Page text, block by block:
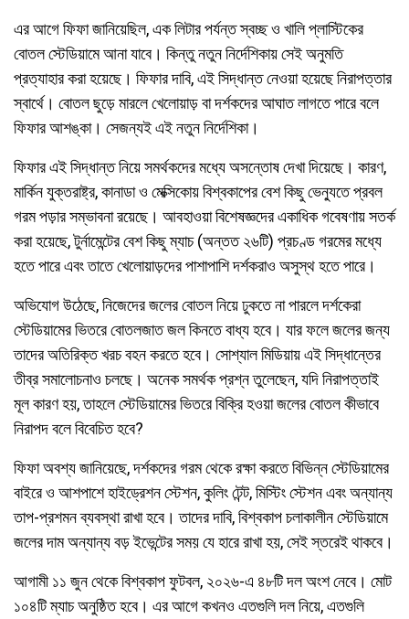
এর আগে ফিফা জানিয়েছিল, এক লিটার পর্যন্ত স্বচ্ছ ও খালি প্লাস্টিকের
বোতল স্টেডিয়ামে আনা যাবে। কিন্তু নতুন নির্দেশিকায় সেই অনুমতি
প্রত্যাহার করা হয়েছে। ফিফার দাবি, এই সিদ্ধান্ত নেওয়া হয়েছে নিরাপত্তার
স্বার্থে। বোতল ছুড়ে মারলে খেলোয়াড় বা দর্শকদের আঘাত লাগতে পারে বলে
ফিফার আশঙ্কা। সেজন্যই এই নতুন নির্দেশিকা।
ফিফার এই সিদ্ধান্ত নিয়ে সমর্থকদের মধ্যে অসন্তোষ দেখা দিয়েছে। কারণ,
মার্কিন যুক্তরাষ্ট্র, কানাডা ও মেক্সিকোয় বিশ্বকাপের বেশ কিছু ভেন্যুতে প্রবল
গরম পড়ার সম্ভাবনা রয়েছে। আবহাওয়া বিশেষজ্ঞদের একাধিক গবেষণায় সতর্ক
করা হয়েছে, টুর্নামেন্টের বেশ কিছু ম্যাচ (অন্তত ২৬টি) প্রচণ্ড গরমের মধ্যে
হতে পারে এবং তাতে খেলোয়াড়দের পাশাপাশি দর্শকরাও অসুস্থ হতে পারে।
অভিযোগ উঠেছে, নিজেদের জলের বোতল নিয়ে ঢুকতে না পারলে দর্শকেরা
স্টেডিয়ামের ভিতরে বোতলজাত জল কিনতে বাধ্য হবে। যার ফলে জলের জন্য
তাদের অতিরিক্ত খরচ বহন করতে হবে। সোশ্যাল মিডিয়ায় এই সিদ্ধান্তের
তীব্র সমালোচনাও চলছে। অনেক সমর্থক প্রশ্ন তুলেছেন, যদি নিরাপত্তাই
মূল কারণ হয়, তাহলে স্টেডিয়ামের ভিতরে বিক্রি হওয়া জলের বোতল কীভাবে
নিরাপদ বলে বিবেচিত হবে?
ফিফা অবশ্য জানিয়েছে, দর্শকদের গরম থেকে রক্ষা করতে বিভিন্ন স্টেডিয়ামের
বাইরে ও আশপাশে হাইড্রেশন স্টেশন, কুলিং টেন্ট, মিস্টিং স্টেশন এবং অন্যান্য
তাপ-প্রশমন ব্যবস্থা রাখা হবে। তাদের দাবি, বিশ্বকাপ চলাকালীন স্টেডিয়ামে
জলের দাম অন্যান্য বড় ইভেন্টের সময় যে হারে রাখা হয়, সেই স্তরেই থাকবে।
আগামী ১১ জুন থেকে বিশ্বকাপ ফুটবল, ২০২৬-এ ৪৮টি দল অংশ নেবে। মোট
১০৪টি ম্যাচ অনুষ্ঠিত হবে। এর আগে কখনও এতগুলি দল নিয়ে, এতগুলি